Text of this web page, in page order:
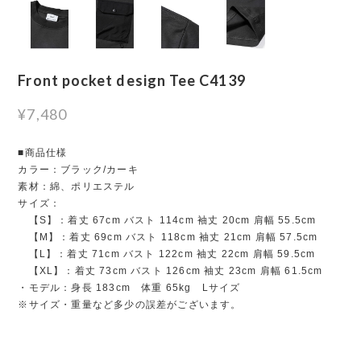
Front pocket design Tee C4139
¥7,480
■商品仕様
カラー：ブラック/カーキ
素材：綿、ポリエステル
サイズ：
【S】：着丈 67cm バスト 114cm 袖丈 20cm 肩幅 55.5cm
【M】：着丈 69cm バスト 118cm 袖丈 21cm 肩幅 57.5cm
【L】：着丈 71cm バスト 122cm 袖丈 22cm 肩幅 59.5cm
【XL】：着丈 73cm バスト 126cm 袖丈 23cm 肩幅 61.5cm
・モデル：身長 183cm 体重 65kg Lサイズ
※サイズ・重量など多少の誤差がございます。